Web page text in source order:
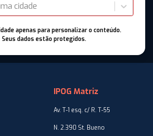
cidade
apenas para personalizar o conteúdo.
Seus dados estão protegidos.
IPOG Matriz
Av. T-1 esq. c/ R. T-55
N. 2.390 St. Bueno